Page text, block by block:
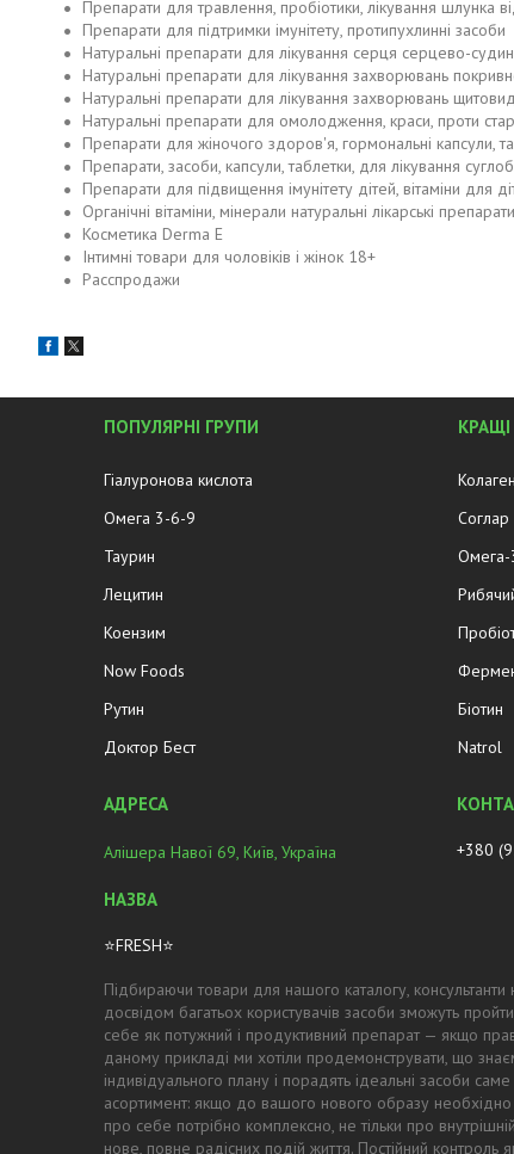
Препарати для травлення, пробіотики, лікування шлунка
Препарати для підтримки імунітету, протипухлинні засоби
Натуральні препарати для лікування серця серцево-
Натуральні препарати для лікування захворювань
Натуральні препарати для лікування захворювань
Натуральні препарати для омолодження, краси, проти
Препарати для жіночого здоров'я, гормональні капсули,
Препарати, засоби, капсули, таблетки, для лікування
Препарати для підвищення імунітету дітей, вітаміни для
Органічні вітаміни, мінерали натуральні лікарські
Косметика Derma E
Інтимні товари для чоловіків і жінок 18+
Расспродажи
ПОПУЛЯРНІ ГРУПИ
Гіалуронова кислота
Омега 3-6-9
Таурин
Лецитин
Коензим
Now Foods
Рутин
Доктор Бест
Колаген
Соглар
Омега-
Біотин
Natrol
Алішера Навої 69, Київ, Україна
⭐FRESH⭐
+380
Підбираючи товари для нашого каталогу,
досвідом багатьох користувачів засоби зможуть
себе як потужний і продуктивний препарат — якщо
даному прикладі ми хотіли продемонструвати, що
індивідуального плану і порадять ідеальні засоби
асортимент: якщо до вашого нового образу необхідно
про себе потрібно комплексно, не тільки про
нове, повне радісних подій життя. Постійний